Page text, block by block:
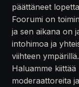
päättäneet
Foorumi on
ja sen aikana on
intohimoa ja
viihteen ympärillä.
Haluamme kiittää
moderaattoreita